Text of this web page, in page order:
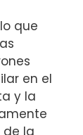
que
en el
y la